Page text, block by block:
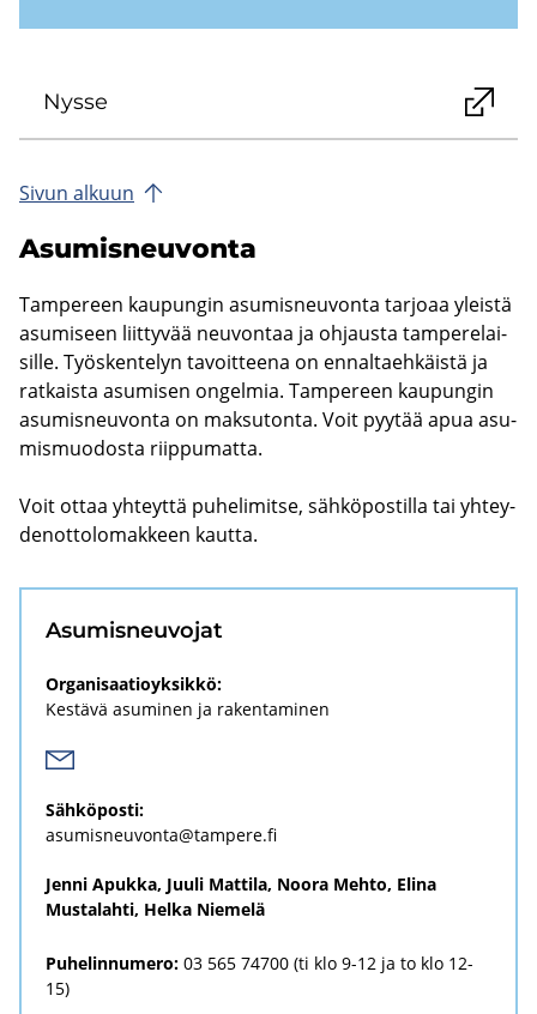
Nysse
Sivun al­kuun
Asu­mis­neu­von­ta
Tam­pe­reen kau­pun­gin asu­mis­neu­von­ta tar­jo­aa yleis­tä
asu­mi­seen liit­ty­vää neu­von­taa ja oh­jaus­ta tam­pe­re­lai­
sil­le. Työs­ken­te­lyn ta­voit­tee­na on en­nal­taeh­käis­tä ja
rat­kais­ta asu­mi­sen on­gel­mia. Tam­pe­reen kau­pun­gin
asu­mis­neu­von­ta on mak­su­ton­ta. Voit pyy­tää apua asu­
mis­muo­dos­ta riip­pu­mat­ta.
Voit ottaa yh­teyt­tä pu­he­li­mit­se, säh­kö­pos­til­la tai yh­tey­
den­ot­to­lo­mak­keen kaut­ta.
Asu­mis­neu­vo­jat
Organisaatioyksikkö:
Kestävä asuminen ja rakentaminen
Säh­kö­pos­ti:
asu­mis­neu­von­ta@tam­pe­re.fi
Jenni Apukka, Juuli Mattila, Noora Mehto, Elina
Mustalahti, Helka Niemelä
Puhelinnumero: 03 565 74700 (ti klo 9-12 ja to klo 12-
15)